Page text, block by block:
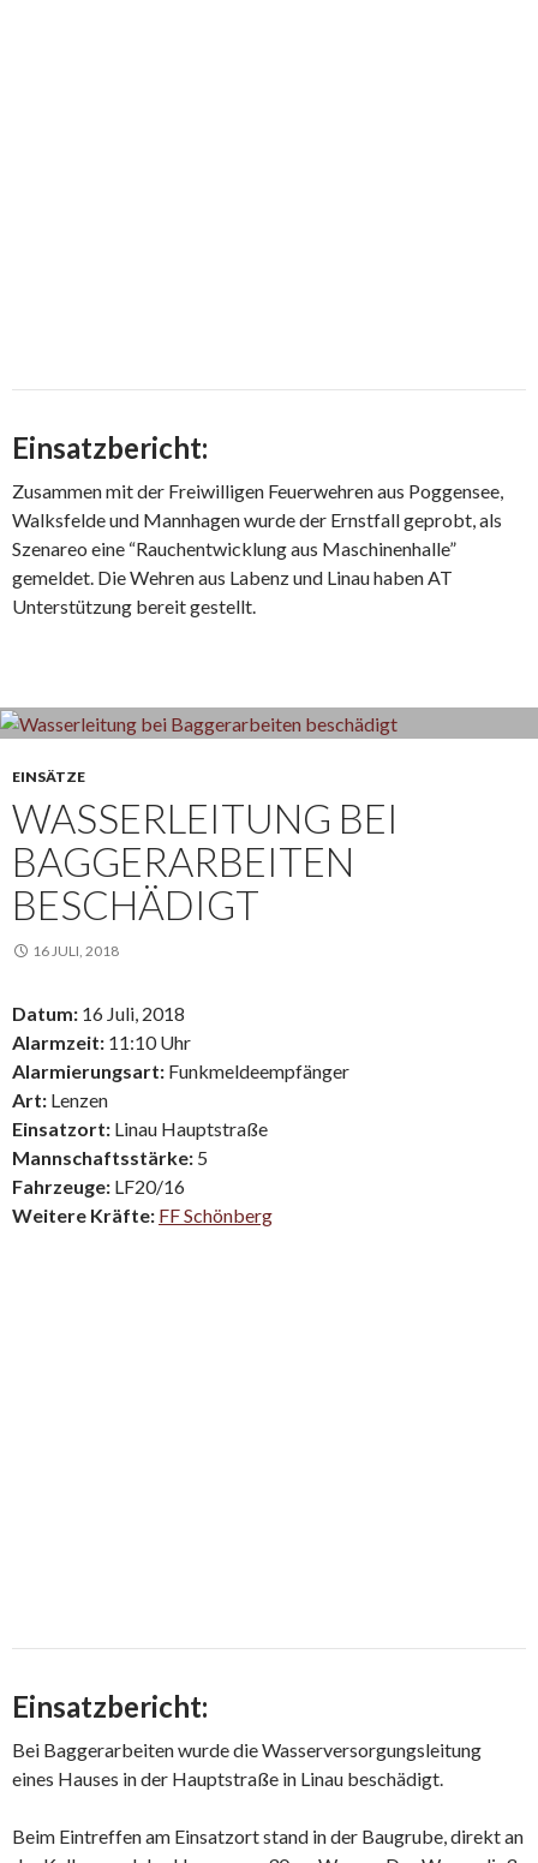
Einsatzbericht:
Zusammen mit der Freiwilligen Feuerwehren aus Poggensee,
Walksfelde und Mannhagen wurde der Ernstfall geprobt, als
Szenareo eine “Rauchentwicklung aus Maschinenhalle”
gemeldet. Die Wehren aus Labenz und Linau haben AT
Unterstützung bereit gestellt.
EINSÄTZE
WASSERLEITUNG BEI
BAGGERARBEITEN
BESCHÄDIGT
16 JULI, 2018
Datum: 16 Juli, 2018
Alarmzeit: 11:10 Uhr
Alarmierungsart: Funkmeldeempfänger
Art: Lenzen
Einsatzort: Linau Hauptstraße
Mannschaftsstärke: 5
Fahrzeuge: LF20/16
Weitere Kräfte: FF Schönberg
Einsatzbericht:
Bei Baggerarbeiten wurde die Wasserversorgungsleitung
eines Hauses in der Hauptstraße in Linau beschädigt.
Beim Eintreffen am Einsatzort stand in der Baugrube, direkt an